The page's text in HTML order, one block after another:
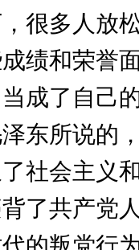
很多人放
绩和荣誉
成了自己
东所说的
社会主义
了共产党
的叛党行